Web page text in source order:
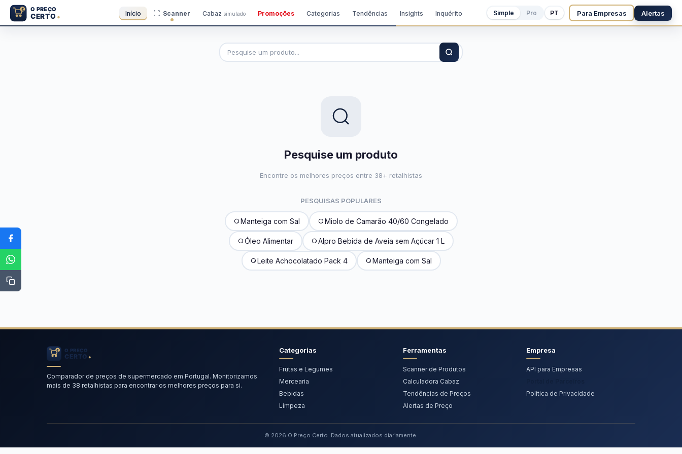
Início Scanner Cabaz simulado Promoções Categorias Tendências Insights Inquérito Simple Pro PT Para Empresas Alertas
Pesquise um produto
Encontre os melhores preços entre 38+ retalhistas
PESQUISAS POPULARES
Manteiga com Sal Miolo de Camarão 40/60 Congelado
Óleo Alimentar Alpro Bebida de Aveia sem Açúcar 1 L
Leite Achocolatado Pack 4 Manteiga com Sal
Comparador de preços de supermercado em Portugal. Monitorizamos
mais de 38 retalhistas para encontrar os melhores preços para si.
Categorias
Frutas e Legumes
Mercearia
Bebidas
Limpeza
Ferramentas
Scanner de Produtos
Calculadora Cabaz
Tendências de Preços
Alertas de Preço
Empresa
API para Empresas
Política de Privacidade
© 2026 O Preço Certo. Dados atualizados diariamente.